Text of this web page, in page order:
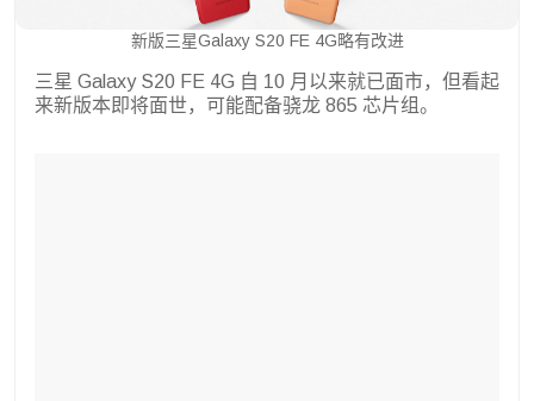
新版三星Galaxy S20 FE 4G略有改进
三星 Galaxy S20 FE 4G 自 10 月以来就已面市，但看起
来新版本即将面世，可能配备骁龙 865 芯片组。